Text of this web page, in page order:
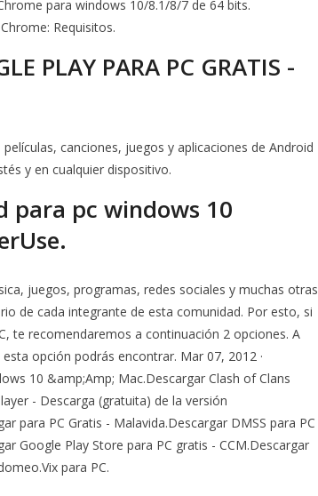
para windows 10/8.1/8/7 de 64 bits.
Requisitos.
PLAY PARA PC GRATIS -
canciones, juegos y aplicaciones de Android
y en cualquier dispositivo.
para pc windows 10
juegos, programas, redes sociales y muchas otras
de cada integrante de esta comunidad. Por esto, si
te recomendaremos a continuación 2 opciones. A
opción podrás encontrar. Mar 07, 2012 ·
10 &amp;Amp; Mac.Descargar Clash of Clans
- Descarga (gratuita) de la versión
para PC Gratis - Malavida.Descargar DMSS para PC
Google Play Store para PC gratis - CCM.Descargar
para PC.